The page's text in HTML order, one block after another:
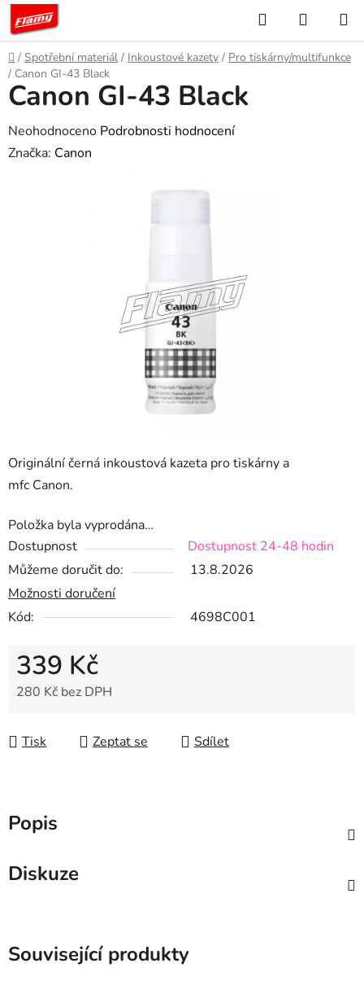
Přejít
obsah
Hledat
KOŠÍK
Domů
/ Spotřební materiál / Inkoustové kazety / Pro tiskárny/multifunkce
/ Canon GI-43 Black
Originální černá inkoustová kazeta pro tiskárny a
mfc Canon.
Položka byla vyprodána…
Dostupnost
Dostupnost 24-48 hodin
Můžeme doručit do:
13.8.2026
Možnosti doručení
Kód:
4698C001
339 Kč
280 Kč bez DPH
Tisk
Zeptat se Sdílet
Canon GI-43 Black
Průměrné
hodnocení
Neohodnoceno Podrobnosti hodnocení
Značka: Canon
Popis
Diskuze
Související produkty